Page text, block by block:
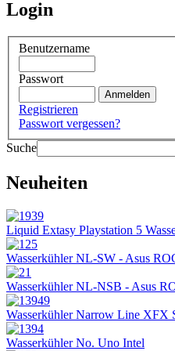
Login
Benutzername
Passwort
Registrieren
Passwort vergessen?
Suche
Neuheiten
Liquid Extasy Playstation 5
Wasserkühler NL-SW - Asus
Wasserkühler NL-NSB - Asus
Wasserkühler Narrow Line
Wasserkühler No. Uno Intel